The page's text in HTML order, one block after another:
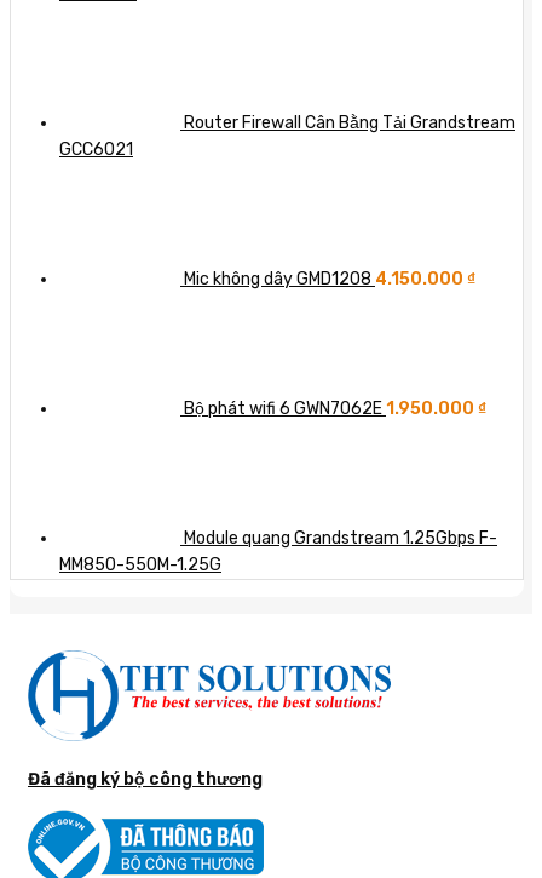
Router Firewall Cân Bằng Tải Grandstream
GCC6021
Mic không dây GMD1208 4.150.000 ₫
Bộ phát wifi 6 GWN7062E1.950.000 ₫
Module quang Grandstream 1.25Gbps F-
MM850-550M-1.25G
Đã đăng ký bộ công thương